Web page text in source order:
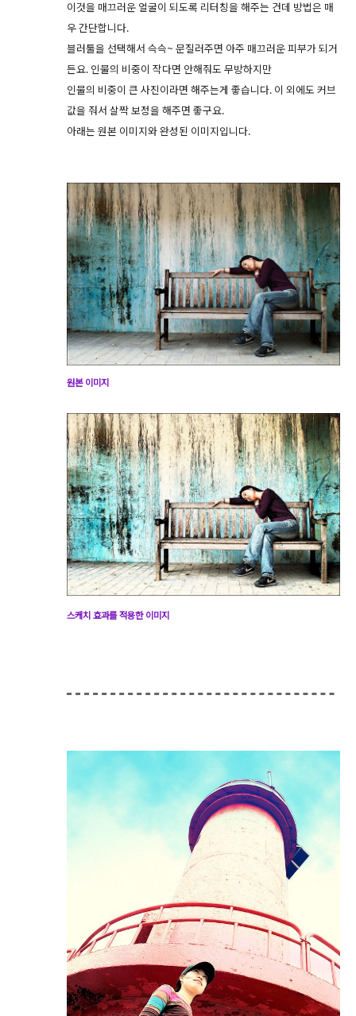
이것을 매끄러운 얼굴이 되도록 리터칭을 해주는 건데 방법은 매
우 간단합니다.
블러툴을 선택해서 슥슥~ 문질러주면 아주 매끄러운 피부가 되거
든요. 인물의 비중이 작다면 안해줘도 무방하지만
인물의 비중이 큰 사진이라면 해주는게 좋습니다. 이 외에도 커브
값을 줘서 살짝 보정을 해주면 좋구요.
아래는 원본 이미지와 완성된 이미지입니다.
원본 이미지
스케치 효과를 적용한 이미지